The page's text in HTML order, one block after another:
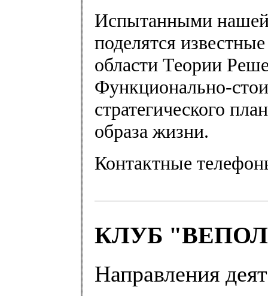
Испытанными
поделятся
области Теории
Функционально-
стратегического
образа жизни.
Контактные
КЛУБ
Направления